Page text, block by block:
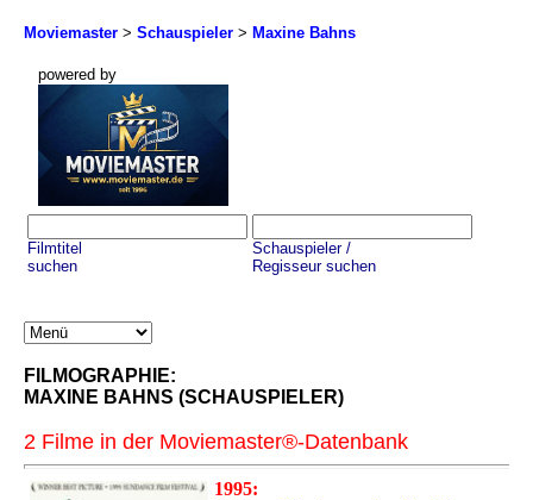
Moviemaster > Schauspieler > Maxine Bahns
powered by
Filmtitel
suchen
Schauspieler /
Regisseur suchen
FILMOGRAPHIE:
MAXINE BAHNS (SCHAUSPIELER)
2 Filme in der Moviemaster®-Datenbank
1995: